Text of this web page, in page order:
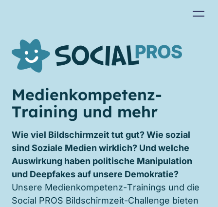
Medienkompetenz-
Training und mehr
Wie viel Bildschirmzeit tut gut? Wie sozial
sind Soziale Medien wirklich? Und welche
Auswirkung haben politische Manipulation
und Deepfakes auf unsere Demokratie?
Unsere Medienkompetenz-Trainings und die
Social PROS Bildschirmzeit-Challenge bieten